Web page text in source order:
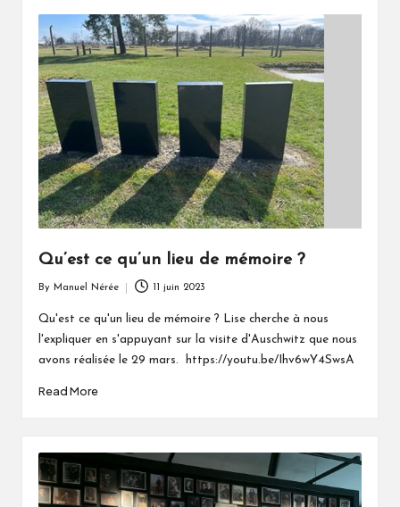
Qu’est ce qu’un lieu de mémoire ?
by
By Manuel Nérée 11 juin 2023
Qu'est ce qu'un lieu de mémoire ? Lise cherche à nous
l'expliquer en s'appuyant sur la visite d'Auschwitz que nous
avons réalisée le 29 mars. https://youtu.be/Ihv6wY4SwsA
Read More